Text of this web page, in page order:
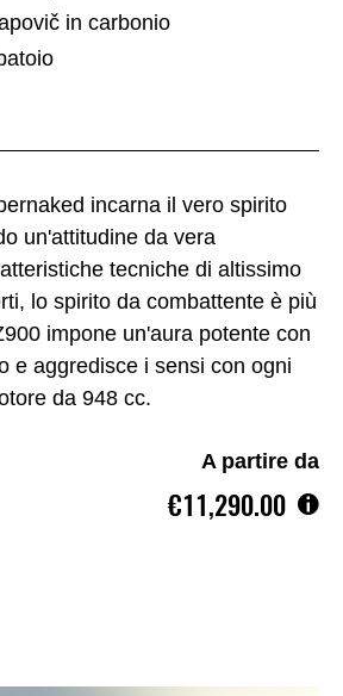
incarna il vero spirito
un'attitudine da vera
tecniche di altissimo
lo spirito da combattente è più
impone un'aura potente con
e aggredisce i sensi con ogni
da 948 cc.
A partire da
€11,290.00
in carbonio